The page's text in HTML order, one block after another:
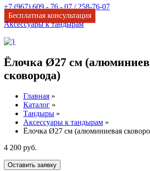
+7 (967) 609 - 76 - 07 /258-76-07
Бесплатная консультация
Аксессуары к тандырам
Ёлочка Ø27 см
сковорода)
Главная »
Каталог »
Тандыры »
Аксессуары к тандырам »
Ёлочка Ø27 см (алюминиевая
4 200 руб.
Оставить заявку